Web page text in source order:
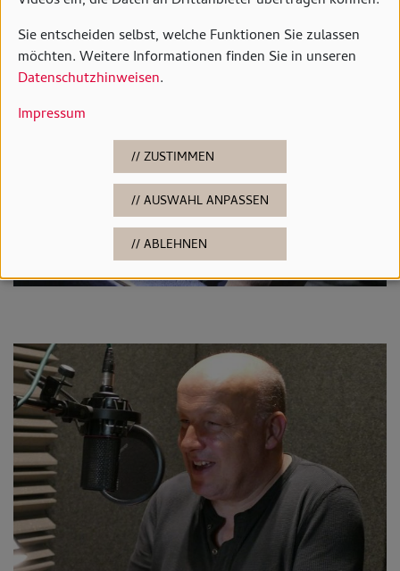
Sie entscheiden selbst, welche Funktionen Sie zulassen
möchten. Weitere Informationen finden Sie in unseren
Datenschutzhinweisen.
Impressum
AUSWAHL ANPASSEN
ABLEHNEN
ZUSTIMMEN